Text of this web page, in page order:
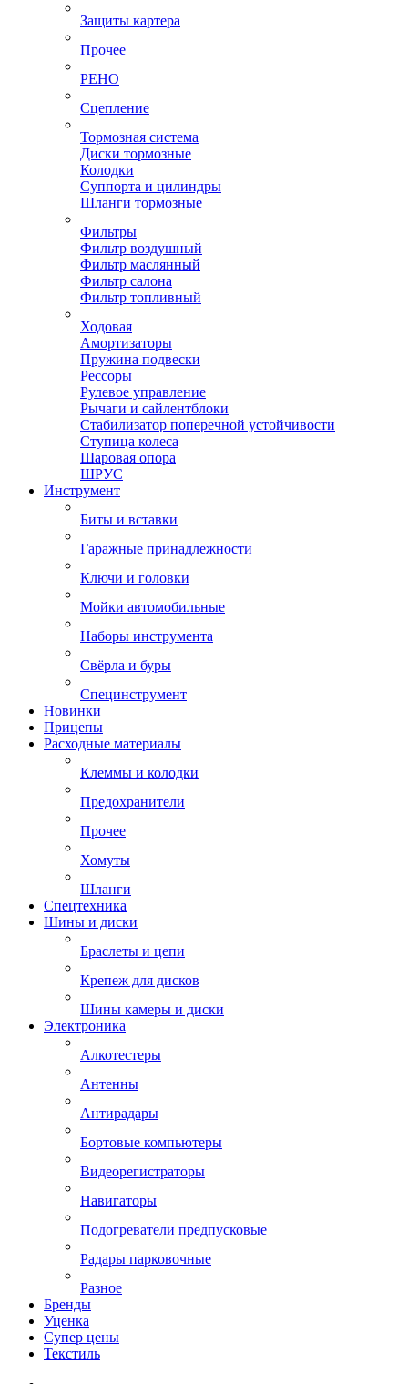
Защиты картера
Прочее
РЕНО
Сцепление
Тормозная система
Диски тормозные
Колодки
Суппорта и цилиндры
Шланги тормозные
Фильтры
Фильтр воздушный
Фильтр маслянный
Фильтр салона
Фильтр топливный
Ходовая
Амортизаторы
Пружина подвески
Рессоры
Рулевое управление
Рычаги и сайлентблоки
Стабилизатор поперечной устойчивости
Ступица колеса
Шаровая опора
ШРУС
Инструмент
Биты и вставки
Гаражные принадлежности
Ключи и головки
Мойки автомобильные
Наборы инструмента
Свёрла и буры
Специнструмент
Новинки
Прицепы
Расходные материалы
Клеммы и колодки
Предохранители
Прочее
Хомуты
Шланги
Спецтехника
Шины и диски
Браслеты и цепи
Крепеж для дисков
Шины камеры и диски
Электроника
Алкотестеры
Антенны
Антирадары
Бортовые компьютеры
Видеорегистраторы
Навигаторы
Подогреватели предпусковые
Радары парковочные
Разное
Бренды
Уценка
Супер цены
Текстиль